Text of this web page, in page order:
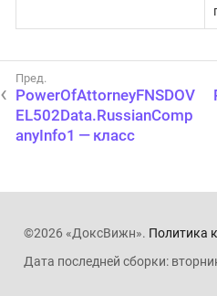
PowerOfAttorneyFNSDOV
EL502Data.RussianComp
anyInfo1 — класс
©2026 «ДоксВижн». Политика
Дата последней сборки: